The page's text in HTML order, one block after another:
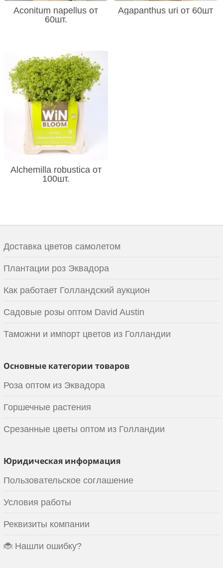
Aconitum napellus от
60шт.
Agapanthus uri от 60шт
Alchemilla robustica от
100шт.
Доставка цветов самолетом
Плантации роз Эквадора
Как работает Голландский аукцион
Садовые розы оптом David Austin
Таможни и импорт цветов из Голландии
Основные категории товаров
Роза оптом из Эквадора
Горшечные растения
Срезанные цветы оптом из Голландии
Юридическая информация
Пользовательское соглашение
Условия работы
Реквизиты компании
🐞 Нашли ошибку?